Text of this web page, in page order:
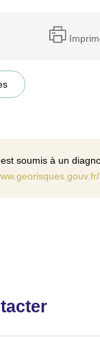
soumis à un